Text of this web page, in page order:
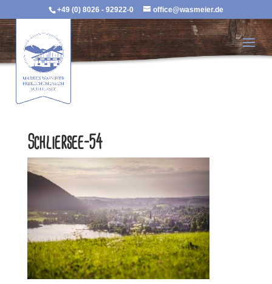
+49 (0) 8026 - 92922-0 office@wasmeier.de
Schliersee-54